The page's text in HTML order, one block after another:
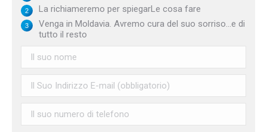
La richiameremo per spiegarLe cosa fare
Venga in Moldavia. Avremo cura del suo sorriso...e di
tutto il resto